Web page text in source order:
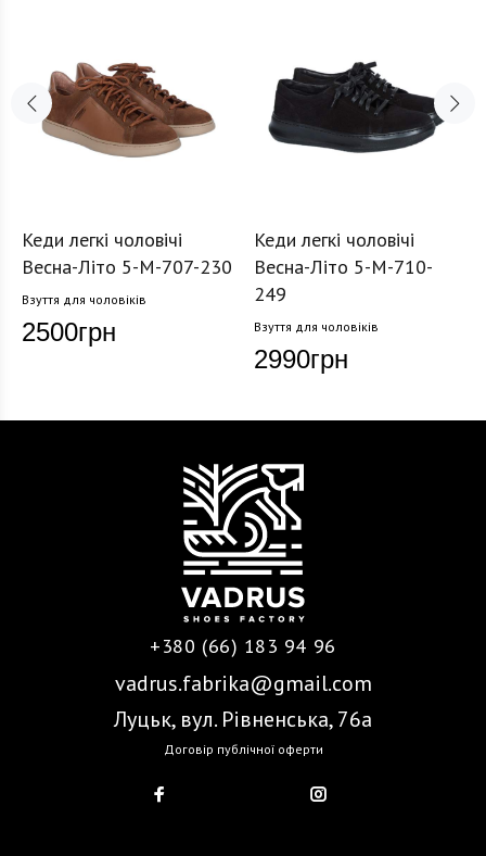
Кеди легкі чоловічі
Весна-Літо 5-M-707-230
Взуття для чоловіків
2500грн
Кеди легкі чоловічі
Весна-Літо 5-M-710-
249
Взуття для чоловіків
2990грн
+380 (66) 183 94 96
vadrus.fabrika@gmail.com
Луцьк, вул. Рівненська, 76а
Договір публічної оферти